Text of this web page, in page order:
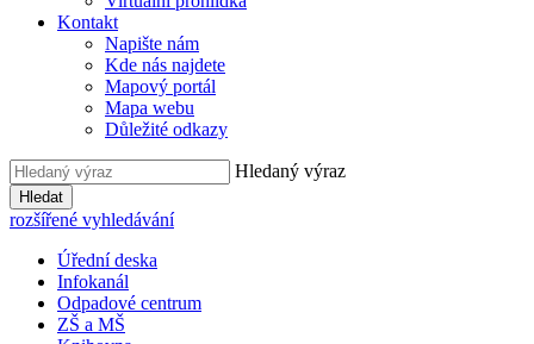
Kontakt
Napište nám
Kde nás najdete
Mapový portál
Mapa webu
Důležité odkazy
Hledaný výraz
Hledat
rozšířené vyhledávání
Úřední deska
Infokanál
Odpadové centrum
ZŠ a MŠ